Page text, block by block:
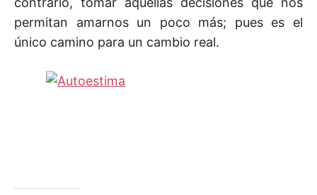
permitan amarnos un poco más; pues es el
único camino para un cambio real.